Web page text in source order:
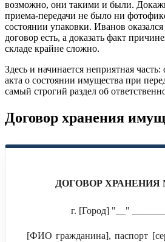
возможно, они такими и были.
приема-передачи не было ни
состоянии упаковки. Иванов
договор есть, а доказать факт
складе крайне сложно.
Здесь и начинается неприятная часть:
акта о состоянии имущества при
самый строгий раздел об
Договор хранения
ДОГОВОР
г. [Город] "__"
[ФИО гражданина], паспорт